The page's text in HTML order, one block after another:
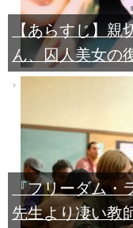
【あらすじ】親
ん、囚人美女の
『フリーダム・
先生より凄い教